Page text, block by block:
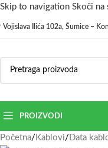
Skip to navigation Skoči na
Vojislava Ilića 102a, Šumice –
PROIZVODI
Početna/ Kablovi/ Data